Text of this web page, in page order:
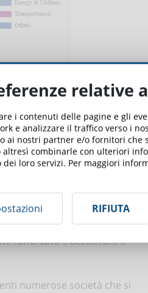
di dollari e gli Stati Uniti
in California, New York,
delle numerose Università
allo sviluppo del
possibilità di connettività a
rafforzato e accelerato il
numerose società che si
relative
i contenuti delle pagine e gli
e analizzare il traffico verso i
nostri partner e/o fornitori che
combinarle con ulteriori
loro servizi. Per maggiori
RIFIUTA